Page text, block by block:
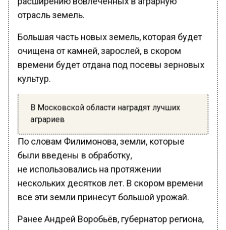
отрасль земель.
Большая часть новых земель, которая будет
очищена от камней, зарослей, в скором
времени будет отдана под посевы зерновых
культур.
В Московской области наградят лучших
аграриев
По словам Филимонова, земли, которые
были введены в обработку,
не использовались на протяжении
нескольких десятков лет. В скором времени
все эти земли принесут большой урожай.
Ранее Андрей Воробьёв, губернатор региона,